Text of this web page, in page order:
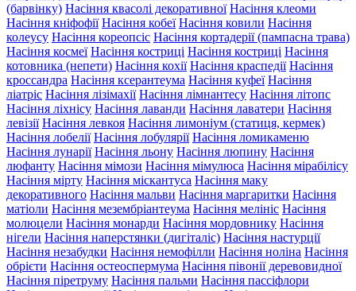
(барвінку) Насіння квасолі декоративної Насіння клеоми
Насіння кніфофії Насіння кобеї Насіння ковили Насіння
колеусу Насіння кореопсіс Насіння кортадерії (пампасна трава)
Насіння космеї Насіння костриці Насіння костриці Насіння
котовника (непети) Насіння кохії Насіння краспедії Насіння
кроссандра Насіння ксерантеума Насіння куфеї Насіння
ліатріс Насіння лізімахії Насіння лімнантесу Насіння літопс
Насіння ліхнісу Насіння лаванди Насіння лаватери Насіння
левізії Насіння левкоя Насіння лимоніум (статиця, кермек)
Насіння лобелії Насіння лобулярії Насіння ломикаменю
Насіння лунарії Насіння льону Насіння люпину Насіння
люфанту Насіння мімози Насіння мімулюса Насіння мірабілісу
Насіння мірту Насіння міскантуса Насіння маку
декоративного Насіння мальви Насіння маргаритки Насіння
матіоли Насіння мезембріантеума Насіння мелініс Насіння
молюцели Насіння монарди Насіння мордовнику Насіння
нігели Насіння наперстянки (дигіталіс) Насіння настурції
Насіння незабудки Насіння немофілли Насіння ноліна Насіння
обрієти Насіння остеоспермума Насіння півонії деревовидної
Насіння піретруму Насіння пальми Насіння пассіфлори